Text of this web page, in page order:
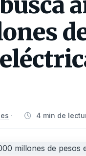
· 4 min de